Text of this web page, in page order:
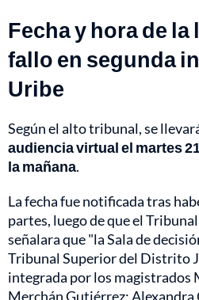
Fecha y hora de la
fallo en segunda
Uribe
Según el alto tribunal, se
audiencia virtual el martes
la mañana.
La fecha fue notificada tras
partes, luego de que el
señalara que "la Sala de
Tribunal Superior del Distrito
integrada por los magistrados
Merchán Gutiérrez; Alexandra